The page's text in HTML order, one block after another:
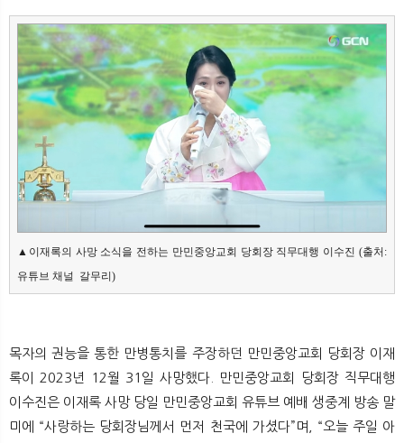
▲이재록의 사망 소식을 전하는 만민중앙교회 당회장 직무대행 이수진 (출처:
유튜브 채널
갈무리)
목자의 권능을 통한 만병통치를 주장하던 만민중앙교회 당회장 이재
록이 2023년 12월 31일 사망했다. 만민중앙교회 당회장 직무대행
이수진은 이재록 사망 당일 만민중앙교회 유튜브 예배 생중계 방송 말
미에 “사랑하는 당회장님께서 먼저 천국에 가셨다”며, “오늘 주일 아